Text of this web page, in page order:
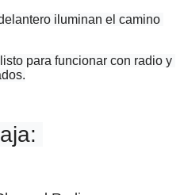
iluminan el camino
para funcionar con radio y